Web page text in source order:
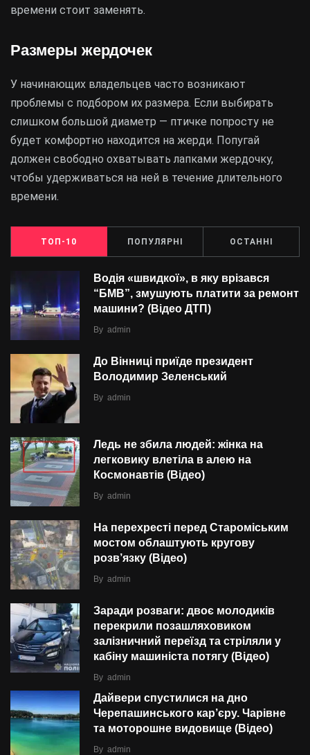
времени стоит заменять.
Размеры жердочек
У начинающих владельцев часто возникают
проблемы с подбором их размера. Если выбирать
слишком большой диаметр — птичке попросту не
будет комфортно находится на жерди. Попугай
должен свободно охватывать лапками жердочку,
чтобы удерживаться на ней в течение длительного
времени.
ТОП-10 ПОПУЛЯРНІ ОСТАННІ
Водія «швидкої», в яку врізався
“БMВ”, змушують платити за ремонт
машини? (Відео ДТП)
By admin
До Вінниці приїде президент
Володимир Зеленський
By admin
Ледь не збила людей: жінка на
легковику влетіла в алею на
Космонавтів (Відео)
By admin
На перехресті перед Староміським
мостом облаштують кругову
розв’язку (Відео)
By admin
Заради розваги: двоє молодиків
перекрили позашляховиком
залізничний переїзд та стріляли у
кабіну машиніста потягу (Відео)
By admin
Дайвери спустилися на дно
Черепашинського кар’єру. Чарівне
та моторошне видовище (Відео)
By admin